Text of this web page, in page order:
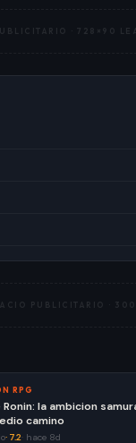
·728×90
PUBLICITARIO ·
RPG
la ambicion
camino
· 7.2 hace 8d